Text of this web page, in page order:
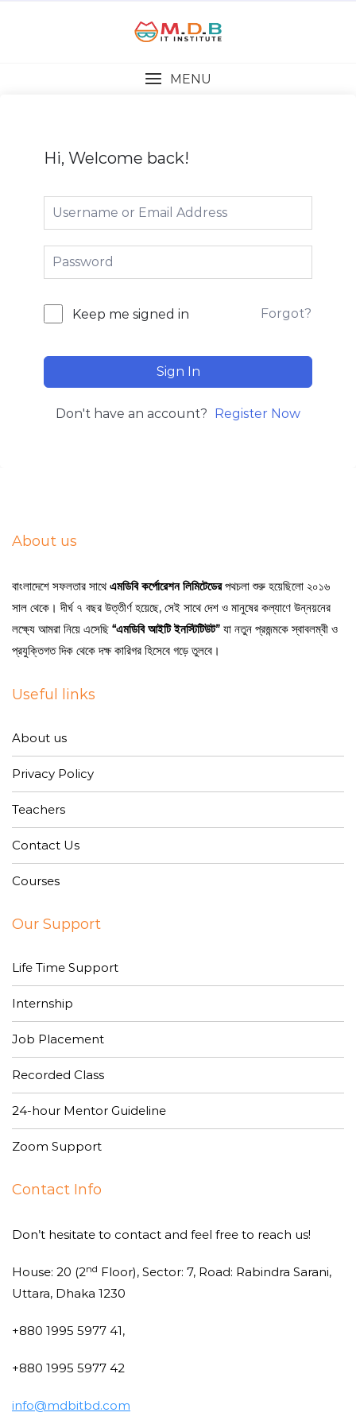
MENU
Hi, Welcome back!
Keep me signed in Forgot?
Sign In
Don't have an account? Register Now
About us
বাংলাদেশে সফলতার সাথেএমডিবি কর্পোরেশন লিমিটেডেরপথচলা শুরু হয়েছিলো ২০১৬
সাল থেকে। দীর্ঘ ৭ বছর উত্তীর্ণ হয়েছে, সেই সাথে দেশ ও মানুষের কল্যাণে উন্নয়নের
লক্ষ্যে আমরা নিয়ে এসেছি “এমডিবি আইটি ইনস্টিটিউট” যা নতুন প্রজন্মকে স্বাবলম্বী ও
প্রযুক্তিগত দিক থেকে দক্ষ কারিগর হিসেবে গড়ে তুলবে।
Useful links
About us
Privacy Policy
Teachers
Contact Us
Courses
Our Support
Life Time Support
Internship
Job Placement
Recorded Class
24-hour Mentor Guideline
Zoom Support
Contact Info
Don’t hesitate to contact and feel free to reach us!
House: 20 (2nd Floor), Sector: 7, Road: Rabindra Sarani,
Uttara, Dhaka 1230
+880 1995 5977 41,
+880 1995 5977 42
info@mdbitbd.com